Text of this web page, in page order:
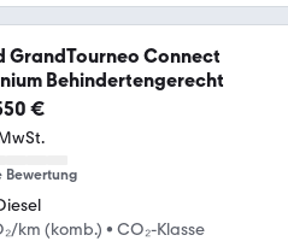
GrandTourneo Connect
Behindertengerecht
€
Bewertung
km (komb.) • CO₂-Klasse